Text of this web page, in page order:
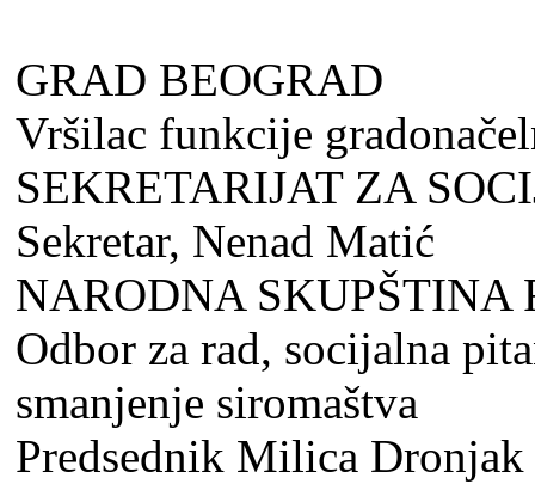
GRAD BEOGRAD
Vršilac funkcije
SEKRETARIJAT ZA
Sekretar, Nenad Matić
NARODNA SKUPŠTINA
Odbor za rad, socijalna
smanjenje siromaštva
Predsednik Milica Dronjak